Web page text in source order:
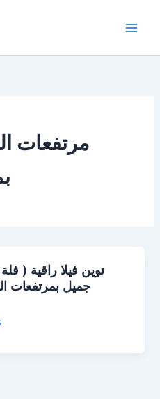
مرتفعات
توين فيلا راقية (
جميل بمرتفعات